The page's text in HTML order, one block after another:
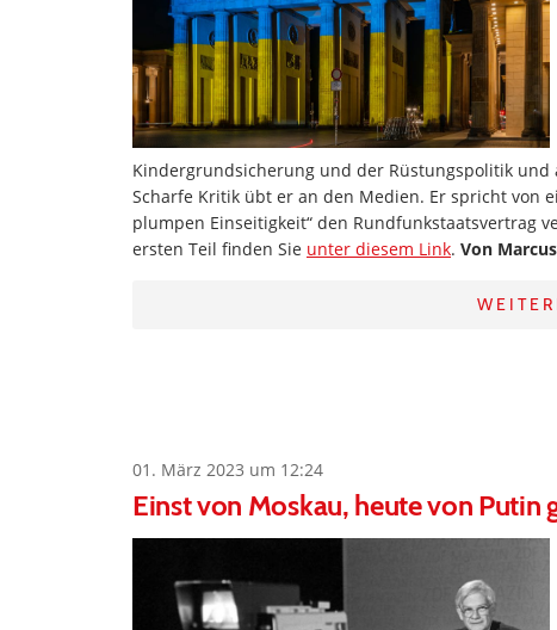
Kindergrundsicherung und der Rüstungspolitik
Scharfe Kritik übt er an den Medien. Er spricht von
plumpen Einseitigkeit“ den Rundfunkstaatsvertrag
ersten Teil finden Sie unter diesem Link. Von
01. März 2023 um 12:24
Einst von Moskau, heute von Putin